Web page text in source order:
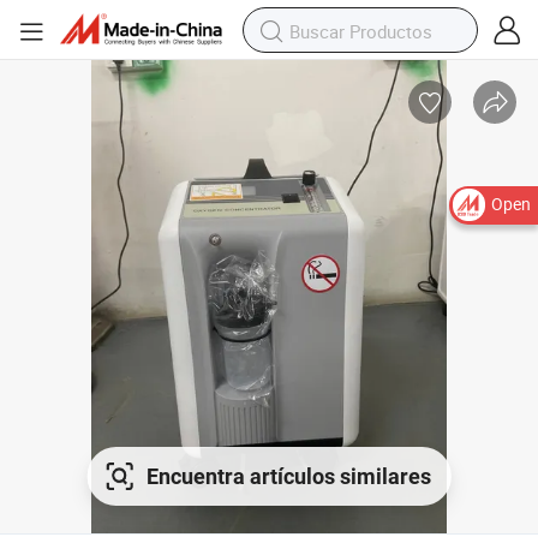
Open
Encuentra artículos similares